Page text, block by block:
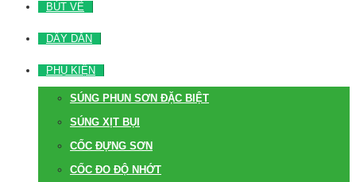
BÚT VẼ
DÂY DẪN
PHỤ KIỆN
SÚNG PHUN SƠN ĐẶC BIỆT
SÚNG XỊT BỤI
CỐC ĐỰNG SƠN
CỐC ĐO ĐỘ NHỚT